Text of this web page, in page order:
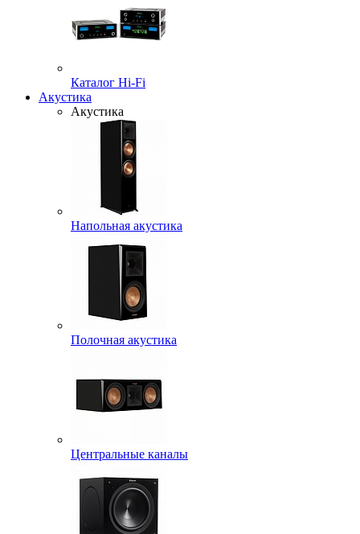
Каталог Hi-Fi
Акустика
Акустика
Напольная акустика
Полочная акустика
Центральные каналы